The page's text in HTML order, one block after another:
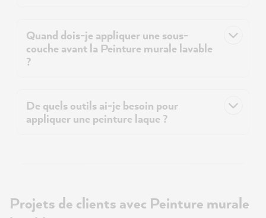
Quand dois-je appliquer une sous-
couche avant la Peinture murale lavable
?
De quels outils ai-je besoin pour
appliquer une peinture laque ?
Projets de clients avec Peinture murale